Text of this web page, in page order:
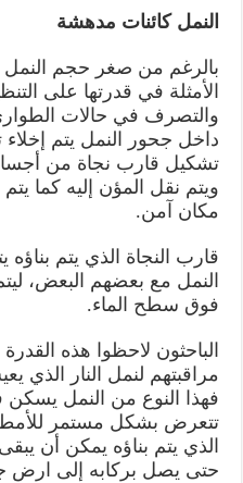
النمل كائنات مدهشة
بالرغم من صغر حجم النمل
الأمثلة في قدرتها على
والتصرف في حالات
داخل جحور النمل يتم
تشكيل قارب نجاة من
ويتم نقل المؤن إليه كما
مكان آمن.
قارب النجاة الذي يتم
النمل مع بعضهم البعض،
فوق سطح الماء.
الباحثون لاحظوا هذه
مراقبتهم لنمل النار الذي
فهذا النوع من النمل يسكن
تتعرض بشكل مستمر
الذي يتم بناؤه يمكن أن
حتى يصل بركابه إلى ارض